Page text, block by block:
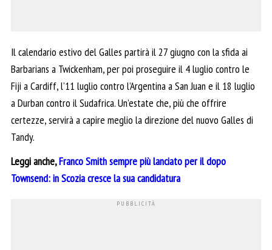
Il calendario estivo del Galles partirà il 27 giugno con la sfida ai
Barbarians a Twickenham, per poi proseguire il 4 luglio contro le
Fiji a Cardiff, l’11 luglio contro l’Argentina a San Juan e il 18 luglio
a Durban contro il Sudafrica. Un’estate che, più che offrire
certezze, servirà a capire meglio la direzione del nuovo Galles di
Tandy.
Leggi anche,Franco Smith sempre più lanciato per il dopo
Townsend: in Scozia cresce la sua candidatura